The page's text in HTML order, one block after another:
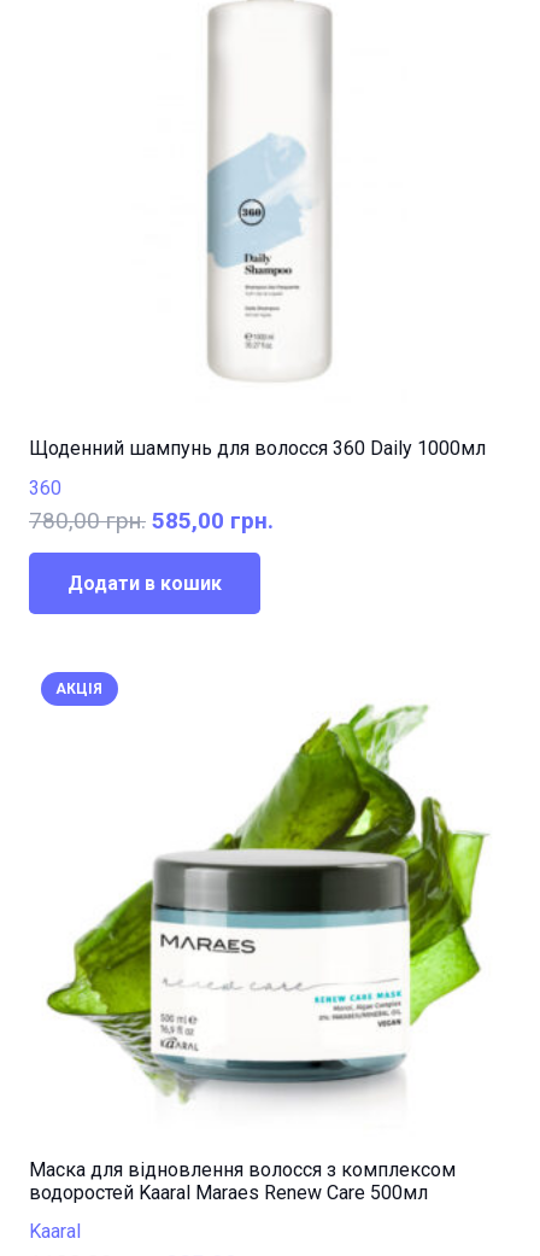
Щоденний шампунь для волосся 360 Daily 1000мл
360
780,00грн. Оригінальна
ціна:
780,00 грн..
585,00 грн.
Додати в кошик
АКЦІЯ
Маска для відновлення волосся з комплексом
водоростей Kaaral Maraes Renew Care 500мл
Kaaral